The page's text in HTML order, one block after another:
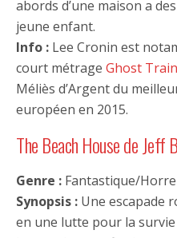
abords d’une maison a
jeune enfant.
Info : Lee Cronin est
court métrage Ghost Train
Méliès d’Argent du
européen en 2015.
The Beach House de Jeff
Genre : Fantastique/
Synopsis : Une escapade
en une lutte pour la